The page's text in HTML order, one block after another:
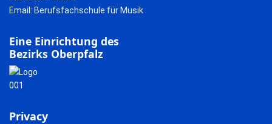
Email: Berufsfachschule für Musik
Eine Einrichtung des
Bezirks Oberpfalz
Privacy